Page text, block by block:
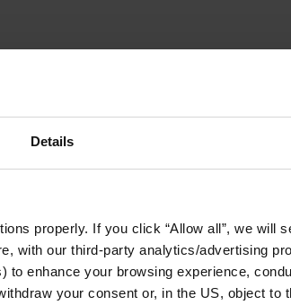
Details
properly. If you click “Allow all”, we will
with our third-party analytics/advertising
to enhance your browsing experience,
your consent or, in the US, object to